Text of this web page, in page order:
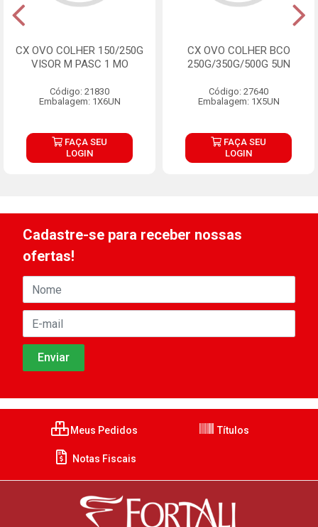
CX OVO COLHER 150/250G
VISOR M PASC 1 MO
Código: 21830
Embalagem: 1X6UN
FAÇA SEU
LOGIN
CX OVO COLHER BCO
250G/350G/500G 5UN
Código: 27640
Embalagem: 1X5UN
FAÇA SEU
LOGIN
Cadastre-se para receber nossas
ofertas!
Meus Pedidos Títulos
Notas Fiscais